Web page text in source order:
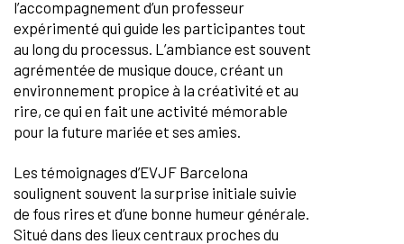
l’accompagnement d’un professeur
expérimenté qui guide les participantes tout
au long du processus. L’ambiance est souvent
agrémentée de musique douce, créant un
environnement propice à la créativité et au
rire, ce qui en fait une activité mémorable
pour la future mariée et ses amies.
Les témoignages d’EVJF Barcelona
soulignent souvent la surprise initiale suivie
de fous rires et d’une bonne humeur générale.
Situé dans des lieux centraux proches du